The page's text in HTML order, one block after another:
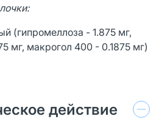
(гипромеллоза - 1.875 мг,
мг, макрогол 400 - 0.1875 мг)
действие